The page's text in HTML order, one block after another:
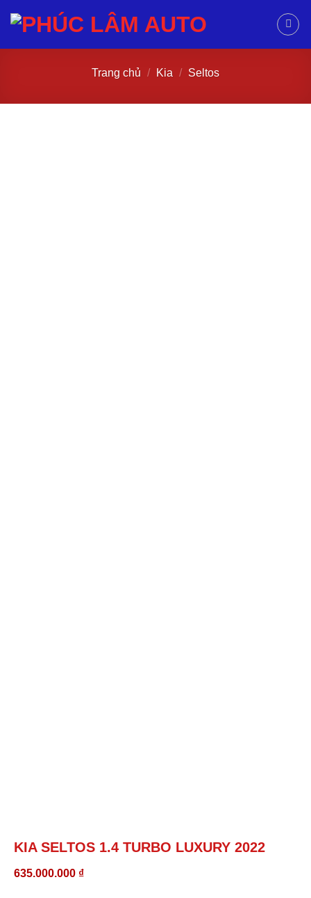
Trang chủ / Kia / Seltos
KIA SELTOS 1.4 TURBO LUXURY 2022
635.000.000 ₫